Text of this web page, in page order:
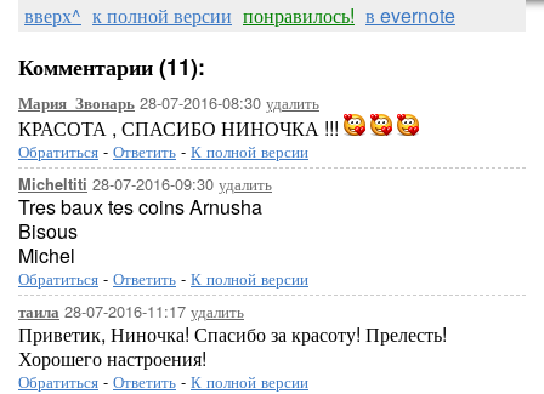
вверх^ к полной версии понравилось! в evernote
Комментарии (11):
Мария_Звонарь 28-07-2016-08:30 удалить
КРАСОТА , СПАСИБО НИНОЧКА !!!
Обратиться - Ответить - К полной версии
Micheltiti 28-07-2016-09:30 удалить
Tres baux tes coins Arnusha
Bisous
Michel
Обратиться - Ответить - К полной версии
таила 28-07-2016-11:17 удалить
Приветик, Ниночка! Спасибо за красоту! Прелесть!
Хорошего настроения!
Обратиться - Ответить - К полной версии